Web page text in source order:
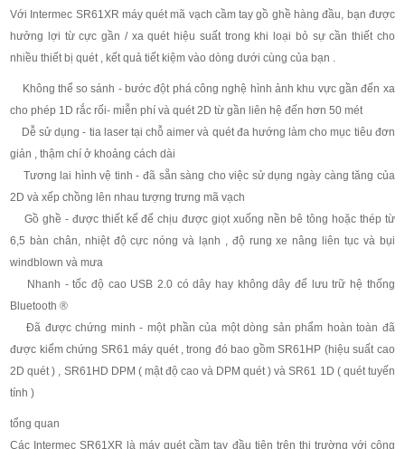
Với Intermec SR61XR máy quét mã vạch cầm tay gồ ghề hàng đầu, bạn được
hưởng lợi từ cực gần / xa quét hiệu suất trong khi loại bỏ sự cần thiết cho
nhiều thiết bị quét , kết quả tiết kiệm vào dòng dưới cùng của bạn .
Không thể so sánh - bước đột phá công nghệ hình ảnh khu vực gần đến xa
cho phép 1D rắc rối- miễn phí và quét 2D từ gần liên hệ đến hơn 50 mét
Dễ sử dụng - tia laser tại chỗ aimer và quét đa hướng làm cho mục tiêu đơn
giản , thậm chí ở khoảng cách dài
Tương lai hình vệ tinh - đã sẵn sàng cho việc sử dụng ngày càng tăng của
2D và xếp chồng lên nhau tượng trưng mã vạch
Gồ ghề - được thiết kế để chịu được giọt xuống nền bê tông hoặc thép từ
6,5 bàn chân, nhiệt độ cực nóng và lạnh , độ rung xe nâng liên tục và bụi
windblown và mưa
Nhanh - tốc độ cao USB 2.0 có dây hay không dây để lưu trữ hệ thống
Bluetooth ®
Đã được chứng minh - một phần của một dòng sản phẩm hoàn toàn đã
được kiểm chứng SR61 máy quét , trong đó bao gồm SR61HP (hiệu suất cao
2D quét ) , SR61HD DPM ( mật độ cao và DPM quét ) và SR61 1D ( quét tuyến
tính )
tổng quan
Các Intermec SR61XR là máy quét cầm tay đầu tiên trên thị trường với công